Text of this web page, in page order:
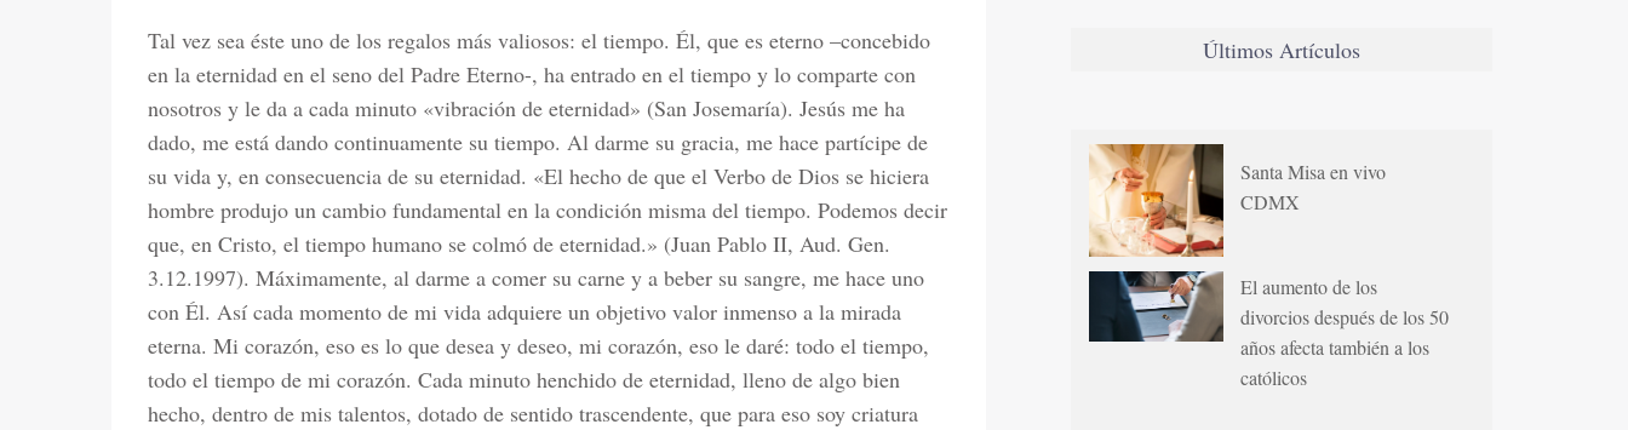
Tal vez sea éste uno de los regalos más valiosos: el tiempo. Él, que es eterno –concebido
en la eternidad en el seno del Padre Eterno-, ha entrado en el tiempo y lo comparte con
nosotros y le da a cada minuto «vibración de eternidad» (San Josemaría). Jesús me ha
dado, me está dando continuamente su tiempo. Al darme su gracia, me hace partícipe de
su vida y, en consecuencia de su eternidad. «El hecho de que el Verbo de Dios se hiciera
hombre produjo un cambio fundamental en la condición misma del tiempo. Podemos decir
que, en Cristo, el tiempo humano se colmó de eternidad.» (Juan Pablo II, Aud. Gen.
3.12.1997). Máximamente, al darme a comer su carne y a beber su sangre, me hace uno
con Él. Así cada momento de mi vida adquiere un objetivo valor inmenso a la mirada
eterna. Mi corazón, eso es lo que desea y deseo, mi corazón, eso le daré: todo el tiempo,
todo el tiempo de mi corazón. Cada minuto henchido de eternidad, lleno de algo bien
hecho, dentro de mis talentos, dotado de sentido trascendente, que para eso soy criatura
Últimos Artículos
Santa Misa en vivo
CDMX
El aumento de los
divorcios después de los 50
años afecta también a los
católicos